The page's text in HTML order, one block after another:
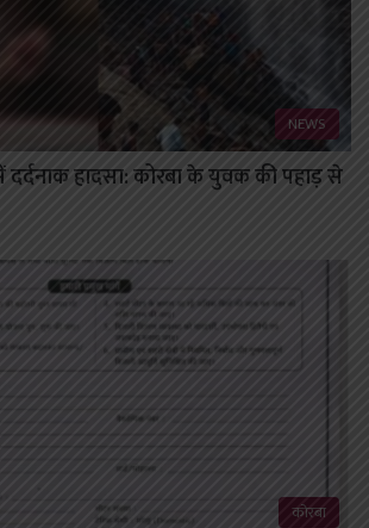
NEWS
हादसा: कोरबा के युवक की पहाड़ से
कोरबा